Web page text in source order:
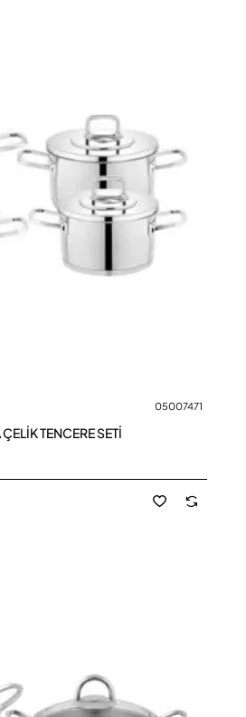
05007471
TENCERE SETİ